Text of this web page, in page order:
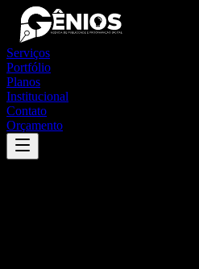
Serviços
Portfólio
Planos
Institucional
Contato
Orçamento